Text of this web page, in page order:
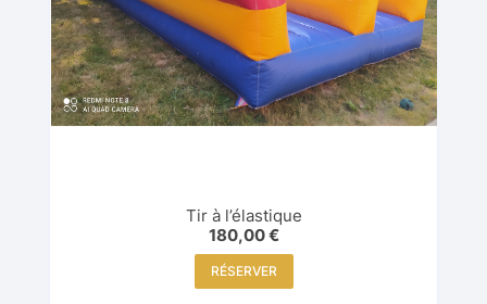
Tir à l’élastique
180,00€
RÉSERVER